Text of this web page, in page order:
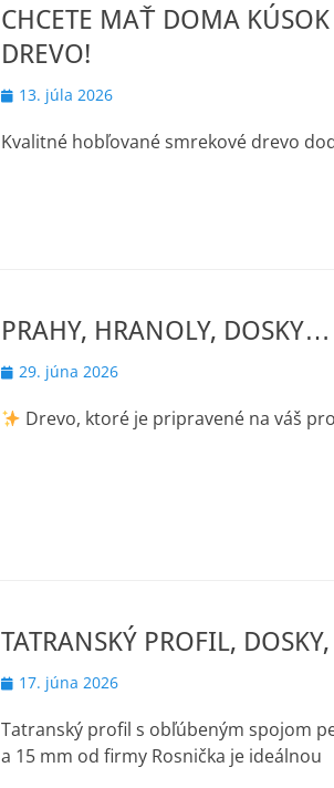
CHCETE MAŤ DOMA
DREVO!
Posted
13. júla 2026
Kvalitné hobľované smrekové drevo
PRAHY, HRANOLY, DOSKY…
Posted
29. júna 2026
Drevo, ktoré je pripravené na váš
TATRANSKÝ PROFIL,
Posted
17. júna 2026
Tatranský profil s obľúbeným spojom
a 15 mm od firmy Rosnička je ideálnou